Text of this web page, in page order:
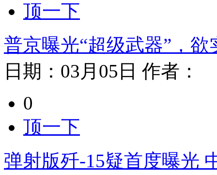
顶一下
普京曝光“超级武器”，欲
日期： 03月05日 作者：
0
顶一下
弹射版歼-15疑首度曝光